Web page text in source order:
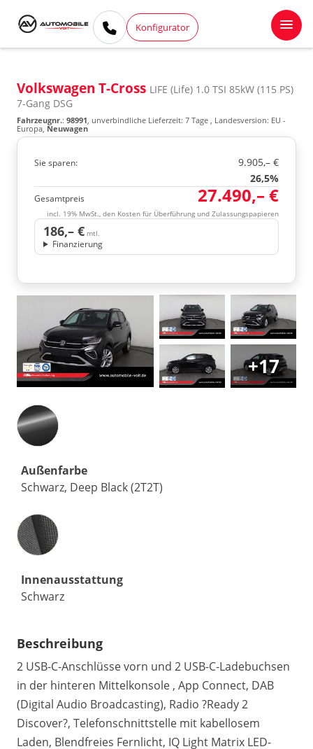
Konfigurator
Volkswagen T-Cross LIFE (Life) 1.0 TSI 85kW (115 PS)
7-Gang DSG
Fahrzeugnr.: 98991, unverbindliche Lieferzeit: 7 Tage , Landesversion: EU -
Europa, Neuwagen
Sie sparen:
9.905,– €
26,5%
Gesamtpreis 27.490,– €
incl. 19% MwSt., den Kosten für Überführung und Zulassungspapieren
186,– € mtl.
Finanzierung
+17
Außenfarbe
Schwarz, Deep Black (2T2T)
Innenausstattung
Innenausstattung
Schwarz
Beschreibung
2 USB-C-Anschlüsse vorn und 2 USB-C-Ladebuchsen
in der hinteren Mittelkonsole , App Connect, DAB
(Digital Audio Broadcasting), Radio ?Ready 2
Discover?, Telefonschnittstelle mit kabellosem
Laden, Blendfreies Fernlicht, IQ Light Matrix LED-